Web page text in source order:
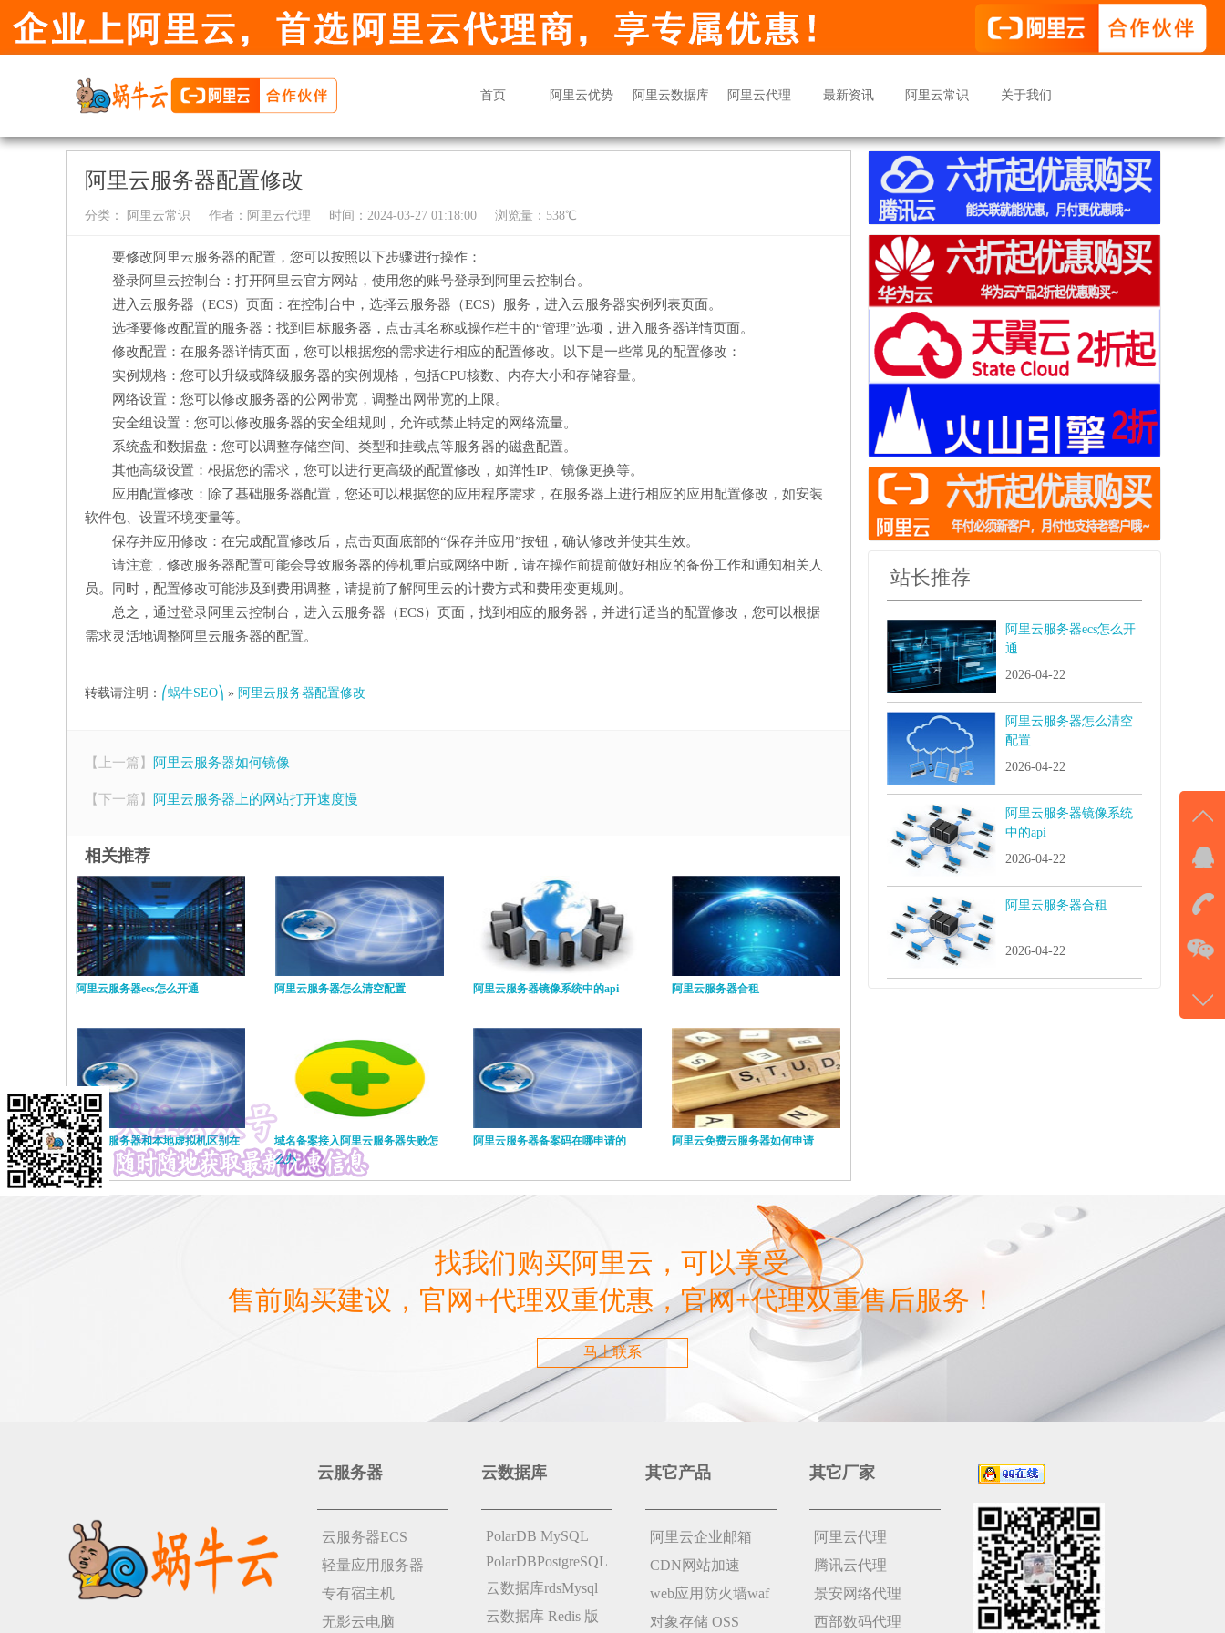
首页 阿里云优势 阿里云数据库 阿里云代理 最新资讯 阿里云常识 关于我们
阿里云服务器配置修改
分类： 阿里云常识 作者： 阿里云代理 时间：2024-03-27 01:18:00 浏览量：538℃
要修改阿里云服务器的配置，您可以按照以下步骤进行操作：
登录阿里云控制台：打开阿里云官方网站，使用您的账号登录到阿里云控制台。
进入云服务器（ECS）页面：在控制台中，选择云服务器（ECS）服务，进入云服务器实例列表页面。
选择要修改配置的服务器：找到目标服务器，点击其名称或操作栏中的“管理”选项，进入服务器详情页面。
修改配置：在服务器详情页面，您可以根据您的需求进行相应的配置修改。以下是一些常见的配置修改：
实例规格：您可以升级或降级服务器的实例规格，包括CPU核数、内存大小和存储容量。
网络设置：您可以修改服务器的公网带宽，调整出网带宽的上限。
安全组设置：您可以修改服务器的安全组规则，允许或禁止特定的网络流量。
系统盘和数据盘：您可以调整存储空间、类型和挂载点等服务器的磁盘配置。
其他高级设置：根据您的需求，您可以进行更高级的配置修改，如弹性IP、镜像更换等。
应用配置修改：除了基础服务器配置，您还可以根据您的应用程序需求，在服务器上进行相应的应用配置修改，如安装
软件包、设置环境变量等。
保存并应用修改：在完成配置修改后，点击页面底部的“保存并应用”按钮，确认修改并使其生效。
请注意，修改服务器配置可能会导致服务器的停机重启或网络中断，请在操作前提前做好相应的备份工作和通知相关人
员。同时，配置修改可能涉及到费用调整，请提前了解阿里云的计费方式和费用变更规则。
总之，通过登录阿里云控制台，进入云服务器（ECS）页面，找到相应的服务器，并进行适当的配置修改，您可以根据
需求灵活地调整阿里云服务器的配置。
转载请注明： ⎛蜗牛SEO⎞ » 阿里云服务器配置修改
【上一篇】 阿里云服务器如何镜像
【下一篇】 阿里云服务器上的网站打开速度慢
相关推荐
阿里云服务器ecs怎么开通 阿里云服务器怎么清空配置 阿里云服务器镜像系统中的api 阿里云服务器合租
阿里云服务器和本地虚拟机区别在
哪里
域名备案接入阿里云服务器失败怎
么办
阿里云服务器备案码在哪申请的 阿里云免费云服务器如何申请
站长推荐
阿里云服务器ecs怎么开
通
2026-04-22
阿里云服务器怎么清空
配置
2026-04-22
阿里云服务器镜像系统
中的api
2026-04-22
阿里云服务器合租
2026-04-22
找我们购买阿里云，可以享受
售前购买建议，官网+代理双重优惠，官网+代理双重售后服务！
马上联系
云服务器
云服务器ECS
轻量应用服务器
专有宿主机
无影云电脑
云数据库
PolarDB MySQL
PolarDBPostgreSQL
云数据库rdsMysql
云数据库 Redis 版
其它产品
阿里云企业邮箱
CDN网站加速
web应用防火墙waf
对象存储 OSS
其它厂家
阿里云代理
腾讯云代理
景安网络代理
西部数码代理
QQ
击
177-